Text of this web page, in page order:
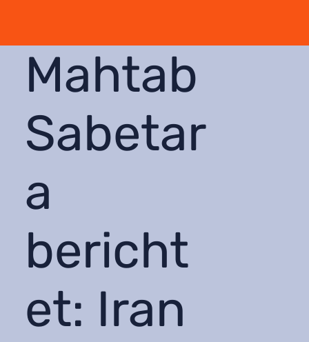
Mahtab
Sabetar
a
bericht
et: Iran